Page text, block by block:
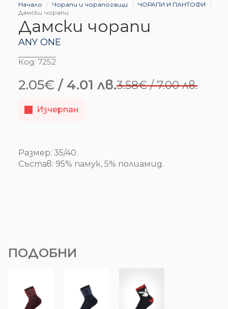
Начало Чорапи и чорапогащи
ЧОРАПИ И ПАНТОФИ
Дамски чорапи
Дамски чорапи
ANY ONE
Код: 7252
3.58€/ 7.00 лв.
Original
price
/
7.00 лв..
2.05€ / 4.01 лв.
Текущата
цена
/
4.01 лв..
Изчерпан
Размер: 35/40.
Състав: 95% памук, 5% полиамид.
ПОДОБНИ